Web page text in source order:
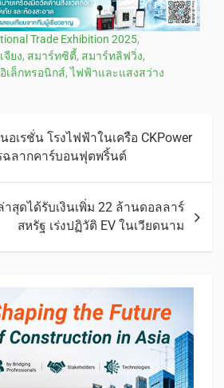
Trade Exhibition 2025,
ยง, สมาร์ทซิตี้, สมาร์ทลิฟวิ่ง,
เล็กทรอนิกส์,ไฟฟ้าและแสงสว่าง
อเรชั่น โรงไฟฟ้าในเครือ CKPower
ฉลากคาร์บอนฟุตพริ้นต์
าสุดได้รับเงินเพิ่ม 22 ล้านดอลลาร์
สหรัฐ เร่งปฏิวัติ EV ในเวียดนาม